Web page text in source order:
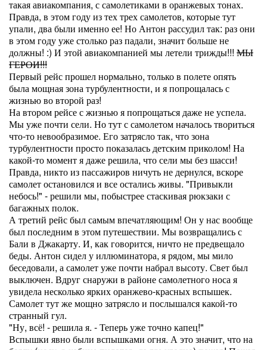
такая авиакомпания, с самолетиками в оранжевых тонах.
Правда, в этом году из тех трех самолетов, которые тут
упали, два были именно ее! Но Антон рассудил так: раз они
в этом году уже столько раз падали, значит больше не
должны! :) И этой авиакомпанией мы летели трижды!!! МЫ
ГЕРОИ!!!
Первый рейс прошел нормально, только в полете опять
была мощная зона турбулентности, и я попрощалась с
жизнью во второй раз!
На втором рейсе с жизнью я попрощаться даже не успела.
Мы уже почти сели. Но тут с самолетом началось твориться
что-то невообразимое. Его затрясло так, что зона
турбулентности просто показалась детским приколом! На
какой-то момент я даже решила, что сели мы без шасси!
Правда, никто из пассажиров ничуть не дернулся, вскоре
самолет остановился и все остались живы. "Привыкли
небось!" - решили мы, побыстрее стаскивая рюкзаки с
багажных полок.
А третий рейс был самым впечатляющим! Он у нас вообще
был последним в этом путешествии. Мы возвращались с
Бали в Джакарту. И, как говорится, ничто не предвещало
беды. Антон сидел у иллюминатора, я рядом, мы мило
беседовали, а самолет уже почти набрал высоту. Свет был
выключен. Вдруг снаружи в районе самолетного носа я
увидела несколько ярких оранжево-красных вспышек.
Самолет тут же мощно затрясло и послышался какой-то
странный гул.
"Ну, всё! - решила я. - Теперь уже точно капец!"
Вспышки явно были вспышками огня. А это значит, что на